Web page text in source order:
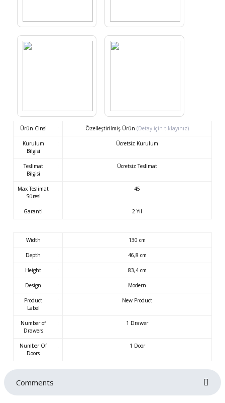
Ürün Cinsi : Özelleştirilmiş Ürün (Detay için tıklayınız)
Kurulum
Bilgisi
: Ücretsiz Kurulum
Teslimat
Bilgisi
: Ücretsiz Teslimat
Max Teslimat
Süresi
: 45
Garanti : 2 Yıl
Width : 130 cm
Depth : 46,8 cm
Height : 83,4 cm
Design : Modern
Product
Label
: New Product
Number of
Drawers
: 1 Drawer
Number Of
Doors
: 1 Door
Comments